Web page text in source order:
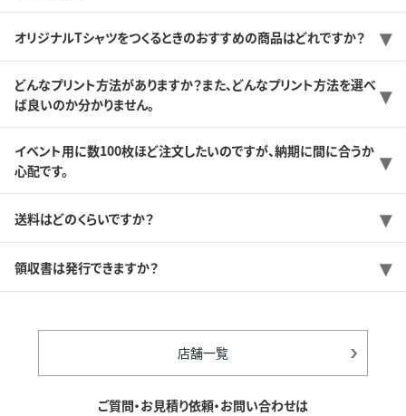
オリジナルTシャツをつくるときのおすすめの商品はどれですか？
どんなプリント方法がありますか？また、どんなプリント方法を選べ
ば良いのか分かりません。
イベント用に数100枚ほど注文したいのですが、納期に間に合うか
心配です。
送料はどのくらいですか？
領収書は発行できますか？
店舗一覧
ご質問・お見積り依頼・お問い合わせは